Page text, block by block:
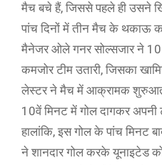
मैच बचे हैं, जिससे पहले ही उसने
पांच दिनों में तीन मैच के थकाऊ
मैनेजर ओले गनर सोल्‍सजार ने
कमजोर टीम उतारी, जिसका
लेस्टर ने मैच में आक्रामक
10वें मिनट में गोल दागकर अपनी
हालांकि, इस गोल के पांच मिनट
ने शानदार गोल करके यूनाइटेड को